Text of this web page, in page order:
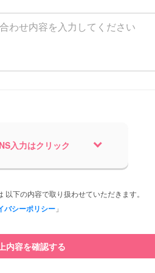
入力はクリック
下の内容で取り扱わせていただきます。
バシーポリシー 」